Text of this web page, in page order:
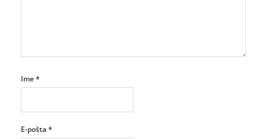
Ime*
E-pošta *